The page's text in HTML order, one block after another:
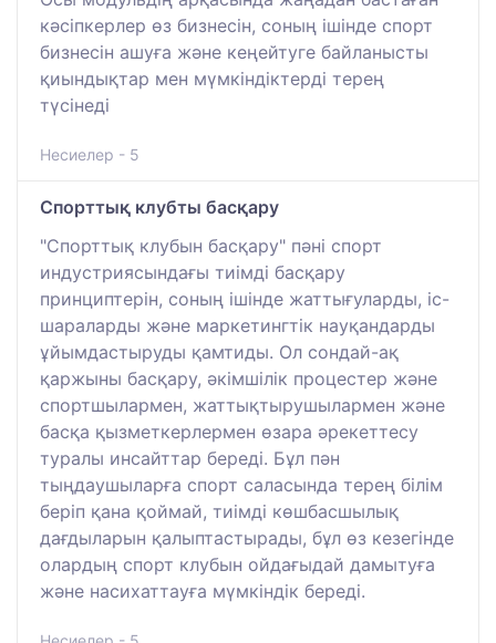
кәсіпкерлер өз бизнесін, соның ішінде спорт
бизнесін ашуға және кеңейтуге байланысты
қиындықтар мен мүмкіндіктерді терең
түсінеді
Несиелер - 5
Спорттық клубты басқару
"Спорттық клубын басқару" пәні спорт
индустриясындағы тиімді басқару
принциптерін, соның ішінде жаттығуларды, іс-
шараларды және маркетингтік науқандарды
ұйымдастыруды қамтиды. Ол сондай-ақ
қаржыны басқару, әкімшілік процестер және
спортшылармен, жаттықтырушылармен және
басқа қызметкерлермен өзара әрекеттесу
туралы инсайттар береді. Бұл пән
тыңдаушыларға спорт саласында терең білім
беріп қана қоймай, тиімді көшбасшылық
дағдыларын қалыптастырады, бұл өз кезегінде
олардың спорт клубын ойдағыдай дамытуға
және насихаттауға мүмкіндік береді.